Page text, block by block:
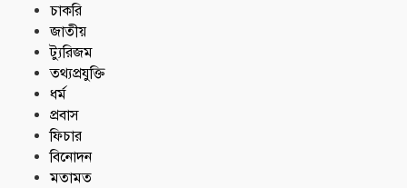
চাকরি
জাতীয়
ট্যুরিজম
তথ্যপ্রযুক্তি
ধর্ম
প্রবাস
ফিচার
বিনোদন
মতামত